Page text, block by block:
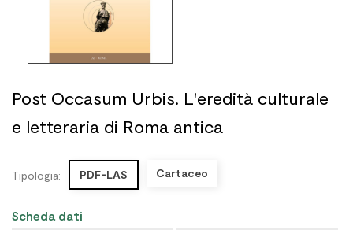
Post Occasum Urbis. L'eredità culturale
e letteraria di Roma antica
Tipologia: PDF-LAS Cartaceo
Scheda dati